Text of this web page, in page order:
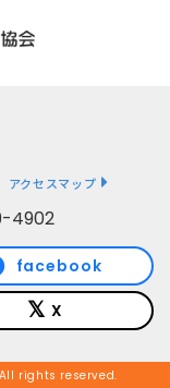
アクセスマップ
4902
facebook
X
rights reserved.